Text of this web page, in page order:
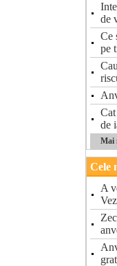
de
Ce
pe
de
Mai
Cele
A